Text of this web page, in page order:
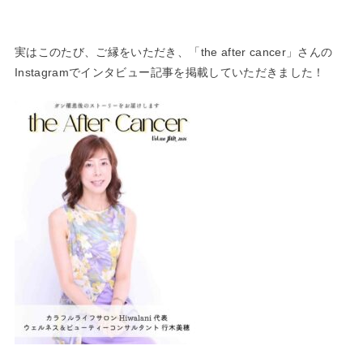
実はこのたび、ご縁をいただき、「the after cancer」さんの
Instagramでインタビュー記事を掲載していただきました！